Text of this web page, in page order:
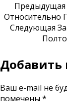
Предыдущая
Относительно
Следующая
Ваш e-mail не
помечены *